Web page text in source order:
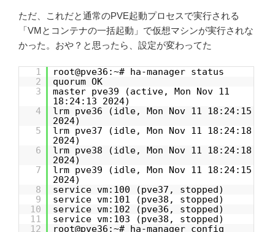
ただ、これだと通常のPVE起動プロセスで実行される
「VMとコンテナの一括起動」で仮想マシンが実行されな
かった。おや？と思ったら、設定が変わってた
1
root@pve36:~# ha-manager status
2
quorum OK
3
master pve39 (active, Mon Nov 11
18:24:13 2024)
4
lrm pve36 (idle, Mon Nov 11 18:24:15
2024)
5
lrm pve37 (idle, Mon Nov 11 18:24:18
2024)
6
lrm pve38 (idle, Mon Nov 11 18:24:18
2024)
7
lrm pve39 (idle, Mon Nov 11 18:24:15
2024)
8
service vm:100 (pve37, stopped)
9
service vm:101 (pve38, stopped)
10
service vm:102 (pve36, stopped)
11
service vm:103 (pve38, stopped)
12
root@pve36:~# ha-manager config